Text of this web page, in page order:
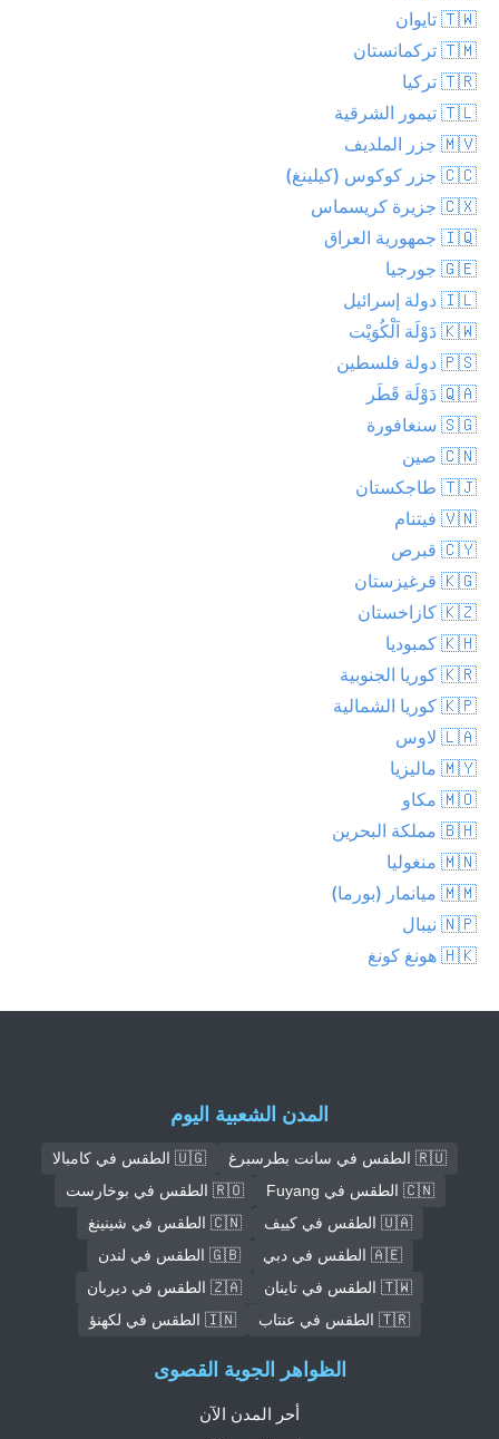
🇹🇼 تايوان
🇹🇲 تركمانستان
🇹🇷 تركيا
🇹🇱 تيمور الشرقية
🇲🇻 جزر الملديف
🇨🇨 جزر كوكوس (كيلينغ)
🇨🇽 جزيرة كريسماس
🇮🇶 جمهورية العراق
🇬🇪 جورجيا
🇮🇱 دولة إسرائيل
🇰🇼 دَوْلَة اَلْكُوَيْت
🇵🇸 دولة فلسطين
🇶🇦 دَوْلَة قَطَر
🇸🇬 سنغافورة
🇨🇳 صين
🇹🇯 طاجكستان
🇻🇳 فيتنام
🇨🇾 قبرص
🇰🇬 قرغيزستان
🇰🇿 كازاخستان
🇰🇭 كمبوديا
🇰🇷 كوريا الجنوبية
🇰🇵 كوريا الشمالية
🇱🇦 لاوس
🇲🇾 ماليزيا
🇲🇴 مكاو
🇧🇭 مملكة البحرين
🇲🇳 منغوليا
🇲🇲 ميانمار (بورما)
🇳🇵 نيبال
🇭🇰 هونغ كونغ
المدن الشعبية اليوم
🇷🇺 الطقس في سانت بطرسبرغ
🇺🇬 الطقس في كامبالا
🇨🇳 الطقس في Fuyang
🇷🇴 الطقس في بوخارست
🇺🇦 الطقس في كييف
🇨🇳 الطقس في شينينغ
🇦🇪 الطقس في دبي
🇬🇧 الطقس في لندن
🇹🇼 الطقس في تاينان
🇿🇦 الطقس في ديربان
🇹🇷 الطقس في عنتاب
🇮🇳 الطقس في لكهنؤ
الظواهر الجوية القصوى
أحر المدن الآن